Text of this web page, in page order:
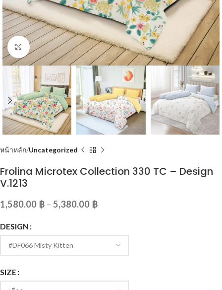
Click to enlarge
หน้าหลัก Uncategorized
Frolina Microtex Collection 330 TC – Design
V.1213
1,580.00 ฿ – 5,380.00 ฿
DESIGN
SIZE